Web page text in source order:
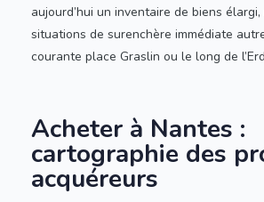
aujourd’hui un inventaire de biens
situations de surenchère immédiate
courante place Graslin ou le long de
Acheter à Nantes :
cartographie des
acquéreurs